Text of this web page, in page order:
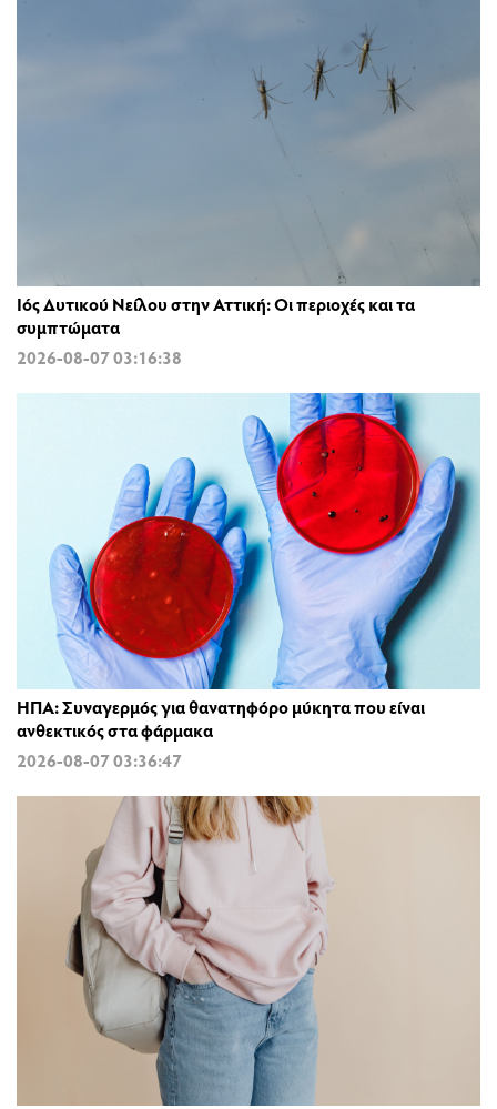
Ιός Δυτικού Νείλου στην Αττική: Οι περιοχές και τα
συμπτώματα
2026-08-07 03:16:38
ΗΠΑ: Συναγερμός για θανατηφόρο μύκητα που είναι
ανθεκτικός στα φάρμακα
2026-08-07 03:36:47